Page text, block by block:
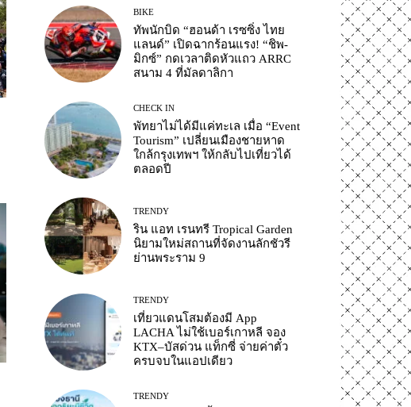
BIKE
ทัพนักบิด “ฮอนด้า เรซซิ่ง ไทย
แลนด์” เปิดฉากร้อนแรง! “ชิพ-
มิกซ์” กดเวลาติดหัวแถว ARRC
สนาม 4 ที่มัลดาลิกา
CHECK IN
พัทยาไม่ได้มีแค่ทะเล เมื่อ “Event
Tourism” เปลี่ยนเมืองชายหาด
ใกล้กรุงเทพฯ ให้กลับไปเที่ยวได้
ตลอดปี
TRENDY
ริน แอท เรนทรี Tropical Garden
นิยามใหม่สถานที่จัดงานลักชัวรี
ย่านพระราม 9
TRENDY
เที่ยวแดนโสมต้องมี App
LACHA ไม่ใช้เบอร์เกาหลี จอง
KTX–บัสด่วน แท็กซี่ จ่ายค่าตั๋ว
ครบจบในแอปเดียว
TRENDY